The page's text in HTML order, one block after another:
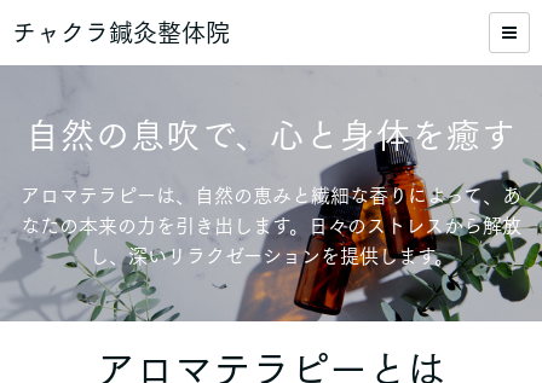
チャクラ鍼灸整体院
自然の息吹で、心と身体を癒す
アロマテラピーは、自然の恵みと繊細な香りによって、あ
なたの本来の力を引き出します。日々のストレスから解放
し、深いリラクゼーションを提供します。
アロマテラピーとは